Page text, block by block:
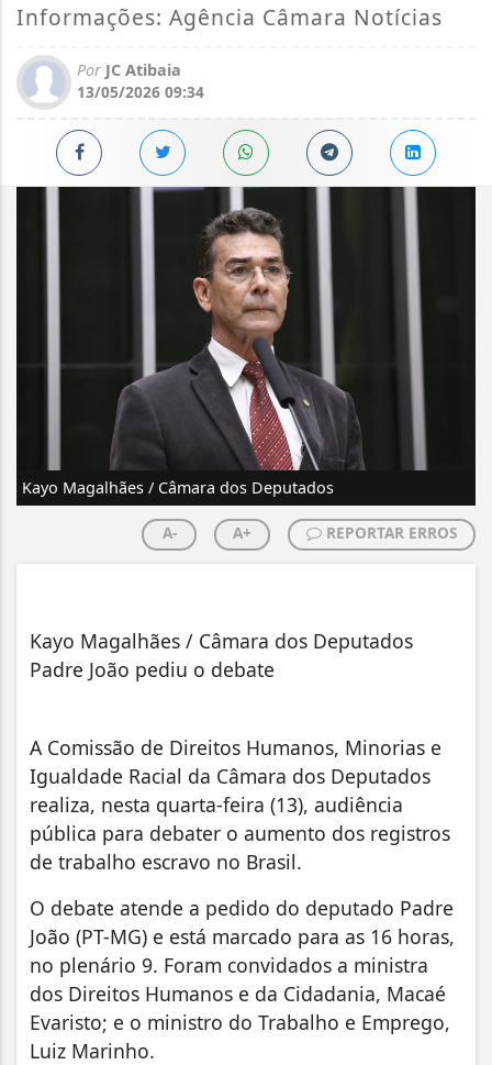
Informações: Agência Câmara Notícias
Por JC Atibaia
13/05/2026 09:34
Kayo Magalhães / Câmara dos Deputados
A- A+ REPORTAR ERROS
Kayo Magalhães / Câmara dos Deputados
Padre João pediu o debate
A Comissão de Direitos Humanos, Minorias e
Igualdade Racial da Câmara dos Deputados
realiza, nesta quarta-feira (13), audiência
pública para debater o aumento dos registros
de trabalho escravo no Brasil.
O debate atende a pedido do deputado Padre
João (PT-MG) e está marcado para as 16 horas,
no plenário 9. Foram convidados a ministra
dos Direitos Humanos e da Cidadania, Macaé
Evaristo; e o ministro do Trabalho e Emprego,
Luiz Marinho.